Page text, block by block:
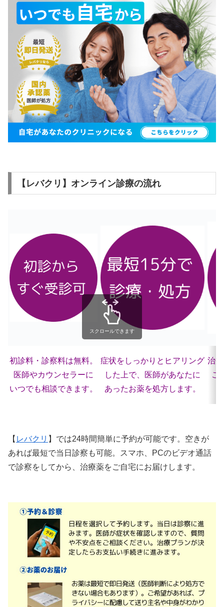
【レバクリ】オンライン診療の流れ
初診料・診察料は無料。
医師やカウンセラーに
いつでも相談できます。
症状をしっかりとヒアリング
した上で、医師があなたに
あったお薬を処方します。
治
ご
スクロールできます
【 レバクリ 】では24時間簡単に予約が可能です。空きが
あれば最短で当日診察も可能。スマホ、PCのビデオ通話
で診察をしてから、治療薬をご自宅にお届けします。